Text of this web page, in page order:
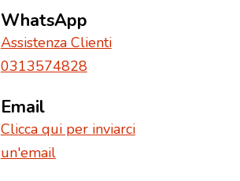
WhatsApp
Assistenza Clienti
0313574828
Email
Clicca qui per inviarci
un'email